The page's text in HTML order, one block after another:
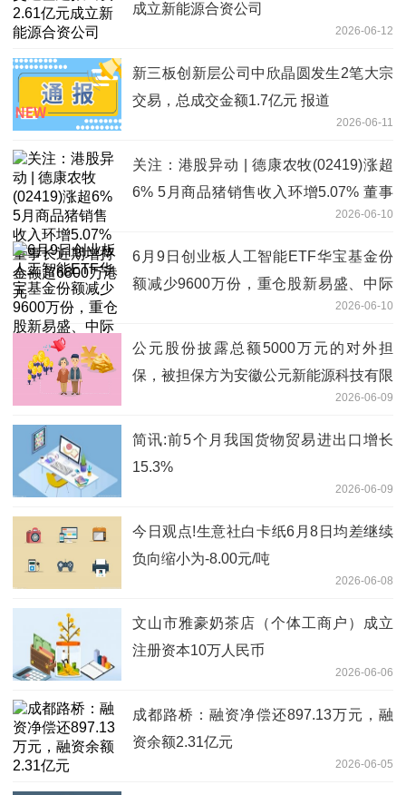
成立新能源合资公司
2026-06-12
新三板创新层公司中欣晶圆发生2笔大宗
交易，总成交金额1.7亿元 报道
2026-06-11
关注：港股异动 | 德康农牧(02419)涨超
6% 5月商品猪销售收入环增5.07% 董事
2026-06-10
6月9日创业板人工智能ETF华宝基金份
额减少9600万份，重仓股新易盛、中际
2026-06-10
公元股份披露总额5000万元的对外担
保，被担保方为安徽公元新能源科技有限
2026-06-09
简讯:前5个月我国货物贸易进出口增长
15.3%
2026-06-09
今日观点!生意社白卡纸6月8日均差继续
负向缩小为-8.00元/吨
2026-06-08
文山市雅豪奶茶店（个体工商户）成立
注册资本10万人民币
2026-06-06
成都路桥：融资净偿还897.13万元，融
资余额2.31亿元
2026-06-05